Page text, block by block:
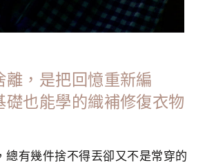
離，是把回憶重新編
礎也能學的織補修復衣物
總有幾件捨不得丟卻又不是常穿的